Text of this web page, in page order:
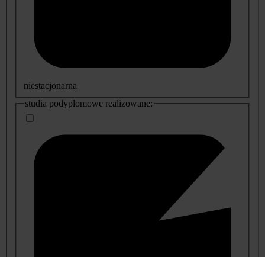
niestacjonarna
studia podyplomowe realizowane: